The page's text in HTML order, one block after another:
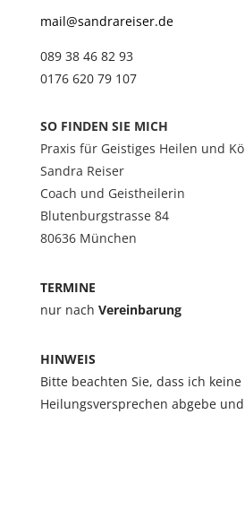
mail@sandrareiser.de
089 38 46 82 93
0176 620 79 107
SO FINDEN SIE MICH
Praxis für Geistiges Heilen und
Sandra Reiser
Coach und Geistheilerin
Blutenburgstrasse 84
80636 München
TERMINE
nur nach Vereinbarung
HINWEIS
Bitte beachten Sie, dass ich keine
Heilungsversprechen abgebe